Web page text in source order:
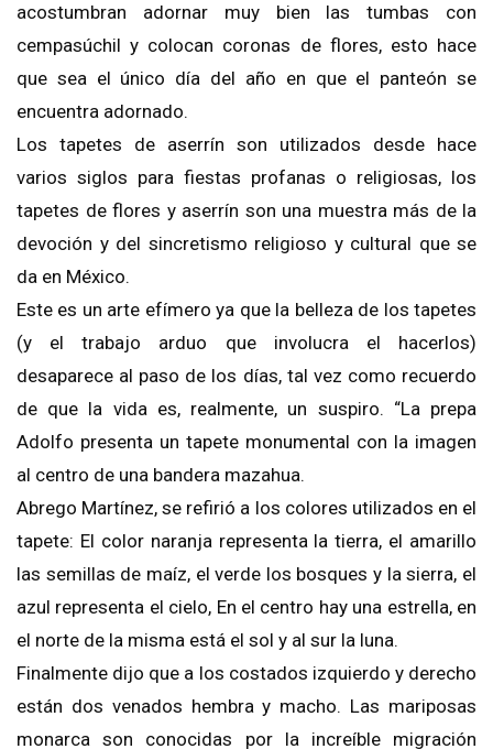
acostumbran adornar muy bien las tumbas con
cempasúchil y colocan coronas de flores, esto hace
que sea el único día del año en que el panteón se
encuentra adornado.
Los tapetes de aserrín son utilizados desde hace
varios siglos para fiestas profanas o religiosas, los
tapetes de flores y aserrín son una muestra más de la
devoción y del sincretismo religioso y cultural que se
da en México.
Este es un arte efímero ya que la belleza de los tapetes
(y el trabajo arduo que involucra el hacerlos)
desaparece al paso de los días, tal vez como recuerdo
de que la vida es, realmente, un suspiro. “La prepa
Adolfo presenta un tapete monumental con la imagen
al centro de una bandera mazahua.
Abrego Martínez, se refirió a los colores utilizados en el
tapete: El color naranja representa la tierra, el amarillo
las semillas de maíz, el verde los bosques y la sierra, el
azul representa el cielo, En el centro hay una estrella, en
el norte de la misma está el sol y al sur la luna.
Finalmente dijo que a los costados izquierdo y derecho
están dos venados hembra y macho. Las mariposas
monarca son conocidas por la increíble migración